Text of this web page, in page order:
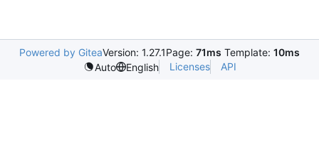
Powered by GiteaVersion: 1.27.1Page: 71ms Template: 10ms
Auto
English Licenses API